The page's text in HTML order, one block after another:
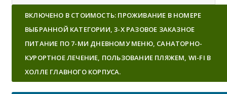
ВКЛЮЧЕНО В СТОИМОСТЬ: ПРОЖИВАНИЕ В НОМЕРЕ
ВЫБРАННОЙ КАТЕГОРИИ, 3-Х РАЗОВОЕ ЗАКАЗНОЕ
ПИТАНИЕ ПО 7-МИ ДНЕВНОМУ МЕНЮ, САНАТОРНО-
КУРОРТНОЕ ЛЕЧЕНИЕ, ПОЛЬЗОВАНИЕ ПЛЯЖЕМ, WI-FI В
ХОЛЛЕ ГЛАВНОГО КОРПУСА.